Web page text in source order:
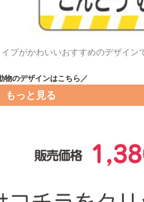
プがかわいいおすすめのデザイン
物のデザインはこちら／
もっと見る